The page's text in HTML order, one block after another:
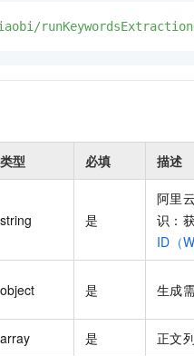
类型 必填 描述
string 是
阿里
识：
ID（
object 是 生成
array 是 正文